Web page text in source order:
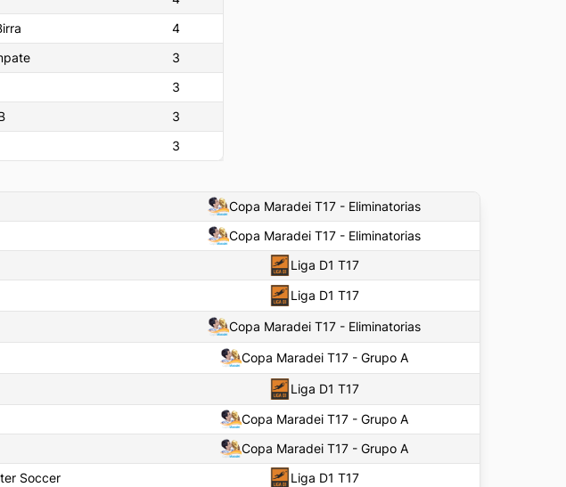
4
3
3
3
3
Copa Maradei T17 - Eliminatorias
Copa Maradei T17 - Eliminatorias
Liga D1 T17
Liga D1 T17
Copa Maradei T17 - Eliminatorias
Copa Maradei T17 - Grupo A
Liga D1 T17
Copa Maradei T17 - Grupo A
Copa Maradei T17 - Grupo A
Soccer Liga D1 T17